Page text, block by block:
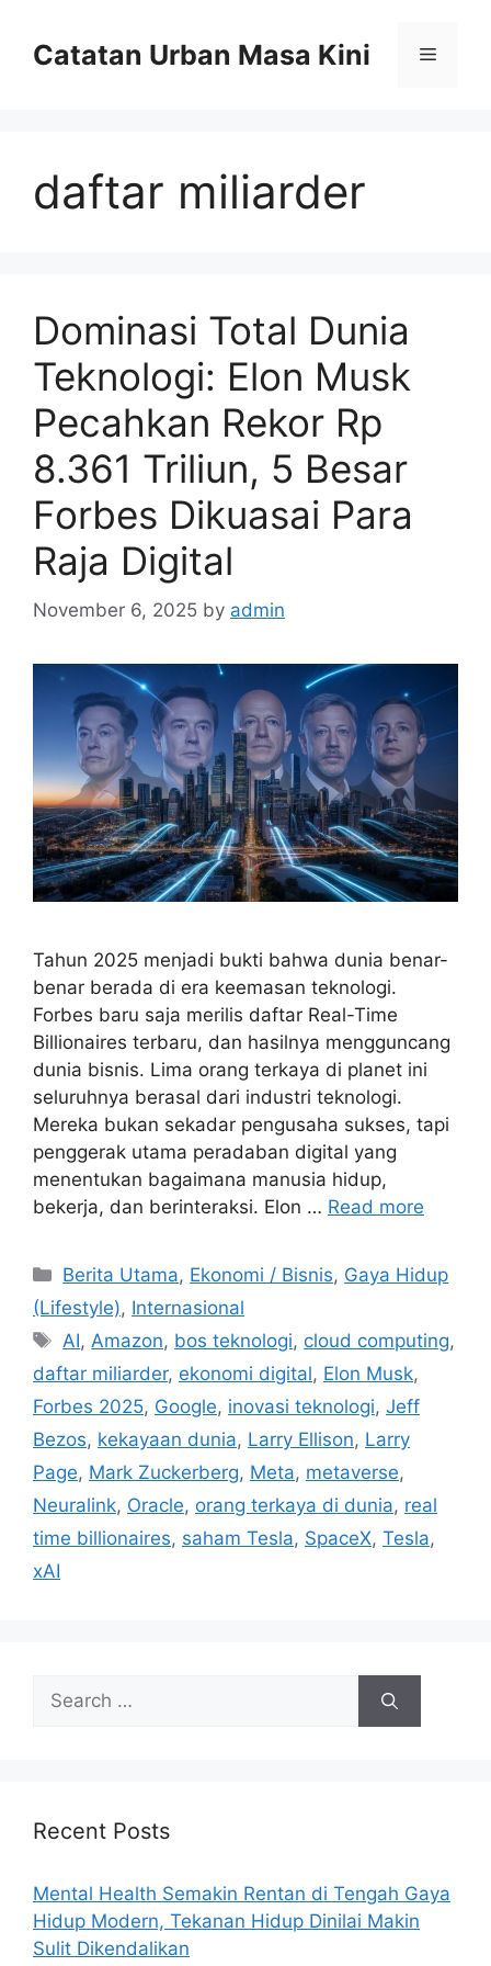
contentCatatan Urban Masa Kini Menu
daftar miliarder
Dominasi Total Dunia
Teknologi: Elon Musk
Pecahkan Rekor Rp
8.361 Triliun, 5 Besar
Forbes Dikuasai Para
Raja Digital
November 6, 2025 by admin
Tahun 2025 menjadi bukti bahwa dunia benar-
benar berada di era keemasan teknologi.
Forbes baru saja merilis daftar Real-Time
Billionaires terbaru, dan hasilnya mengguncang
dunia bisnis. Lima orang terkaya di planet ini
seluruhnya berasal dari industri teknologi.
Mereka bukan sekadar pengusaha sukses, tapi
penggerak utama peradaban digital yang
menentukan bagaimana manusia hidup,
bekerja, dan berinteraksi. Elon … Read more
C
a
e
g
o
r
i
e
s
Berita Utama, Ekonomi / Bisnis, Gaya Hidup
(Lifestyle), Internasional
T
a
s
AI,Amazon, bos teknologi, cloud computing,
daftar miliarder, ekonomi digital, Elon Musk,
Forbes 2025, Google, inovasi teknologi, Jeff
Bezos, kekayaan dunia, Larry Ellison, Larry
Page, Mark Zuckerberg, Meta, metaverse,
Neuralink, Oracle, orang terkaya di dunia, real
time billionaires, saham Tesla, SpaceX, Tesla,
xAI
h
r
:
Recent Posts
Mental Health Semakin Rentan di Tengah Gaya
Hidup Modern, Tekanan Hidup Dinilai Makin
Sulit Dikendalikan